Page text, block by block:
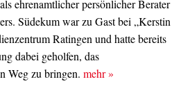
ehrenamtlicher persönlicher Berater
Südekum war zu Gast bei „Kerstin
Ratingen und hatte bereits
dabei geholfen, das
Weg zu bringen. mehr»